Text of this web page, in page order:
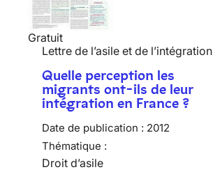
Gratuit
Lettre de l’asile et de l’intégration
Quelle perception les
migrants ont-ils de leur
intégration en France ?
Date de publication : 2012
Thématique :
Droit d’asile